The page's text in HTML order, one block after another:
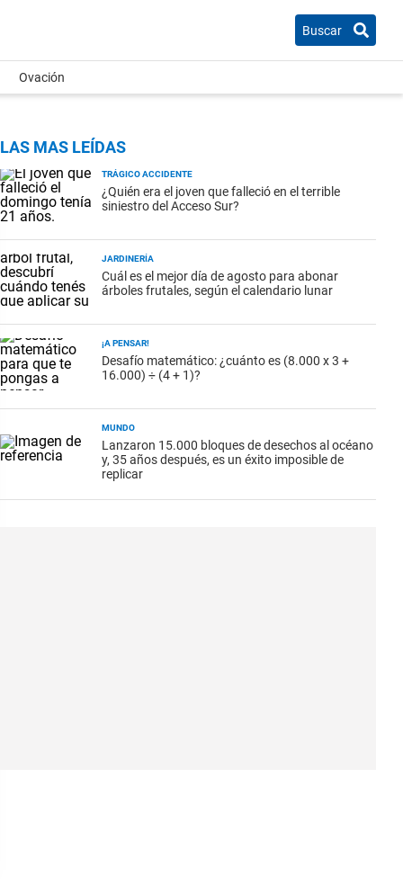
Buscar
Ovación
LAS MAS LEÍDAS
TRÁGICO ACCIDENTE
¿Quién era el joven que falleció en el terrible
siniestro del Acceso Sur?
JARDINERÍA
Cuál es el mejor día de agosto para abonar
árboles frutales, según el calendario lunar
¡A PENSAR!
Desafío matemático: ¿cuánto es (8.000 x 3 +
16.000) ÷ (4 + 1)?
MUNDO
Lanzaron 15.000 bloques de desechos al océano
y, 35 años después, es un éxito imposible de
replicar